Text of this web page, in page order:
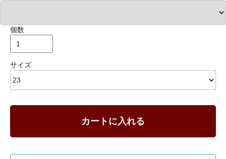
個数
サイズ
カートに入れる